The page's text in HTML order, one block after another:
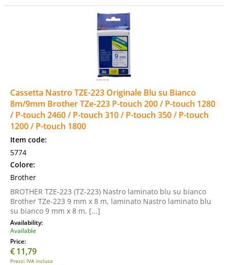
Cassetta Nastro TZE-223 Originale Blu su Bianco
8m/9mm Brother TZe-223 P-touch 200 / P-touch 1280
/ P-touch 2460 / P-touch 310 / P-touch 350 / P-touch
1200 / P-touch 1800
Item code:
5774
Colore:
Brother
BROTHER TZE-223 (TZ-223) Nastro laminato blu su bianco
Brother TZe-223 9 mm x 8 m, laminato Nastro laminato blu
su bianco 9 mm x 8 m, [...]
Availability:
Available
Price:
€11,79
Prezzi IVA inclusa